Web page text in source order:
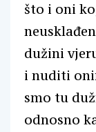
što i oni
dužini
i nuditi
smo tu
odnosno